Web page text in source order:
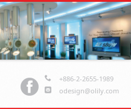
+886-2-2655-1989
odesign@olily.com